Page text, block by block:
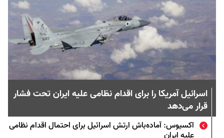
اسرائیل آمریکا را برای اقدام نظامی علیه ایران تحت فشار
قرار می‌دهد
اکسیوس: آماده‌باش ارتش اسرائیل برای احتمال اقدام نظامی